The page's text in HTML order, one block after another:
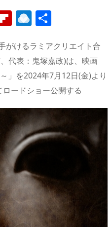
Fl
b
o
ar
d
R
n
d
ro
p.
io
がけるラミアクリエイト合
代表：鬼塚嘉政)は、映画
」を2024年7月12日(金)より
ードショー公開する